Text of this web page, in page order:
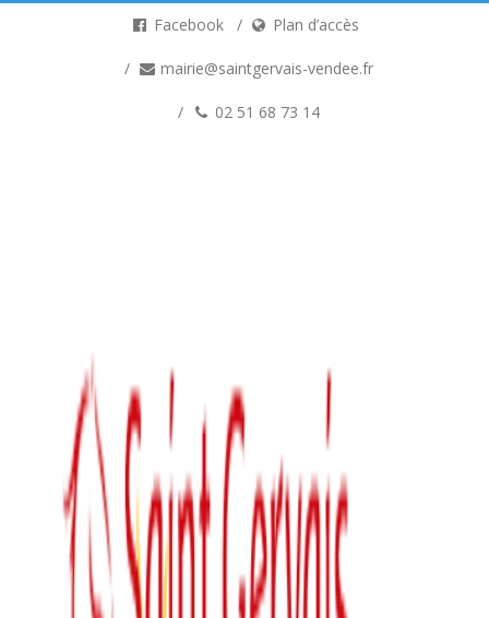
Facebook Plan d’accès
mairie@saintgervais-vendee.fr
02 51 68 73 14